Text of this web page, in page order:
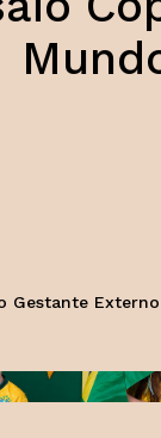
Gestante Externo